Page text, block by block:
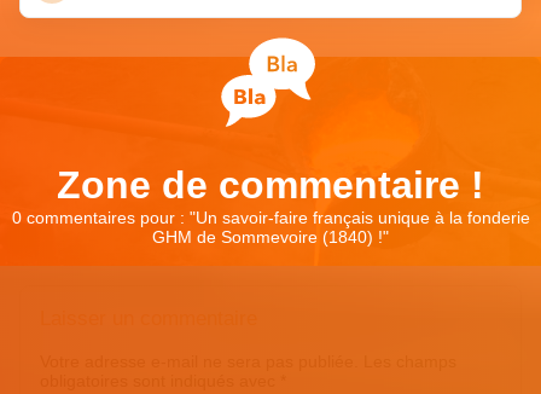
Zone de commentaire !
0 commentaires pour : "Un savoir-faire français unique à la fonderie
GHM de Sommevoire (1840) !"